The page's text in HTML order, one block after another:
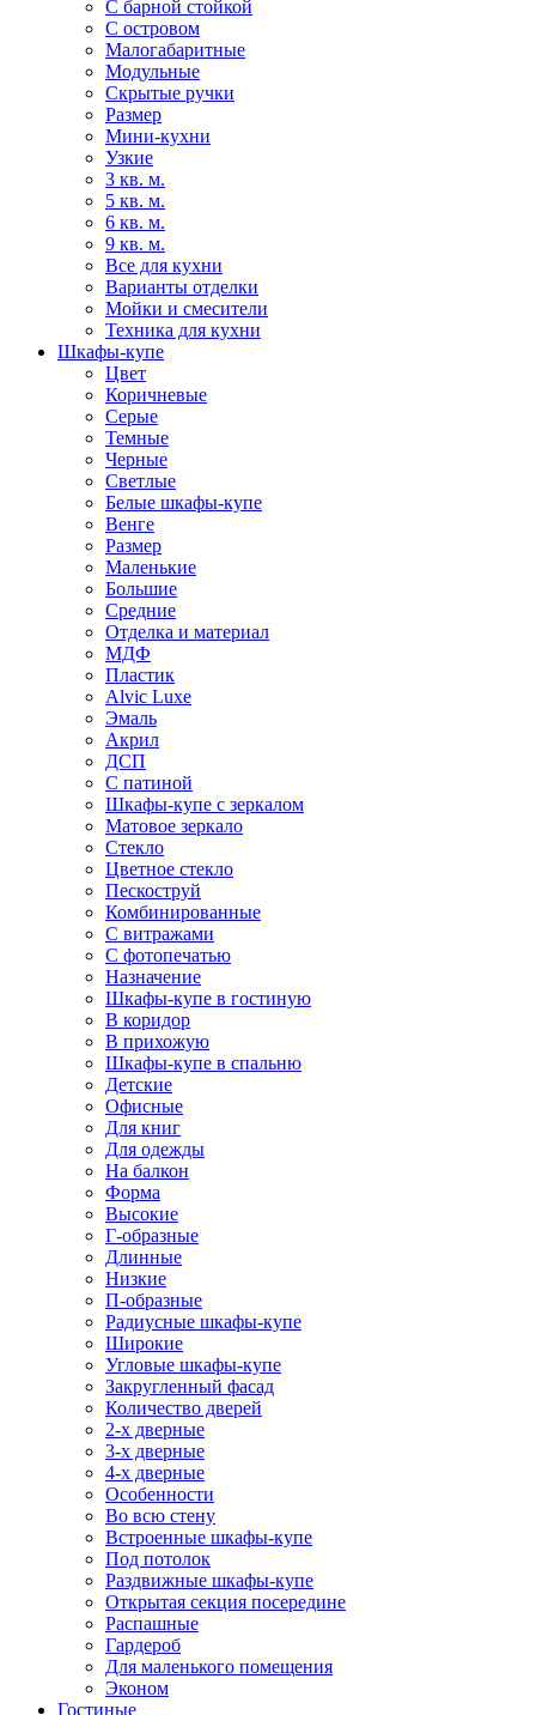
С барной стойкой
С островом
Малогабаритные
Модульные
Скрытые ручки
Размер
Мини-кухни
Узкие
3 кв. м.
5 кв. м.
6 кв. м.
9 кв. м.
Все для кухни
Варианты отделки
Мойки и смесители
Техника для кухни
Шкафы-купе
Цвет
Коричневые
Серые
Темные
Черные
Светлые
Белые шкафы-купе
Венге
Размер
Маленькие
Большие
Средние
Отделка и материал
МДФ
Пластик
Alvic Luxe
Эмаль
Акрил
ДСП
С патиной
Шкафы-купе с зеркалом
Матовое зеркало
Стекло
Цветное стекло
Пескоструй
Комбинированные
С витражами
С фотопечатью
Назначение
Шкафы-купе в гостиную
В коридор
В прихожую
Шкафы-купе в спальню
Детские
Офисные
Для книг
Для одежды
На балкон
Форма
Высокие
Г-образные
Длинные
Низкие
П-образные
Радиусные шкафы-купе
Широкие
Угловые шкафы-купе
Закругленный фасад
Количество дверей
2-х дверные
3-х дверные
4-х дверные
Особенности
Во всю стену
Встроенные шкафы-купе
Под потолок
Раздвижные шкафы-купе
Открытая секция посередине
Распашные
Гардероб
Для маленького помещения
Эконом
Гостиные